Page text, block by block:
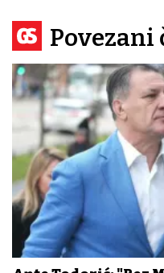
Povezani